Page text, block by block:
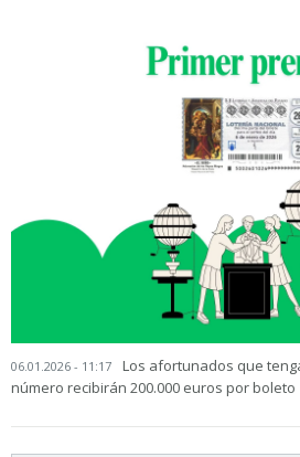
06.01.2026 - 11:17
Los afortunados que
número recibirán 200.000 euros por boleto